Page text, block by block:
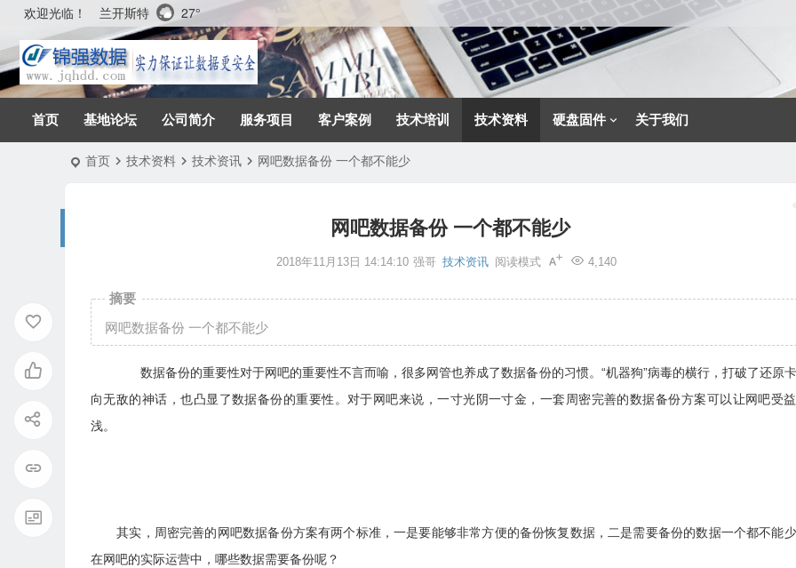
欢迎光临！ 兰开斯特 27°
首页 基地论坛 公司简介 服务项目 客户案例 技术培训 技术资料 硬盘固件 关于我们
首页 技术资料 技术资讯 网吧数据备份 一个都不能少
网吧数据备份 一个都不能少
2018年11月13日 14:14:10 强哥 技术资讯 4,140
阅读模式
摘要
网吧数据备份 一个都不能少
数据备份的重要性对于网吧的重要性不言而喻，很多网管也养成了数据备份的习惯。“机器狗”病毒的横行，打破了还原
向无敌的神话，也凸显了数据备份的重要性。对于网吧来说，一寸光阴一寸金，一套周密完善的数据备份方案可以让网吧受
浅。
其实，周密完善的网吧数据备份方案有两个标准，一是要能够非常方便的备份恢复数据，二是需要备份的数据一个都不能
在网吧的实际运营中，哪些数据需要备份呢？